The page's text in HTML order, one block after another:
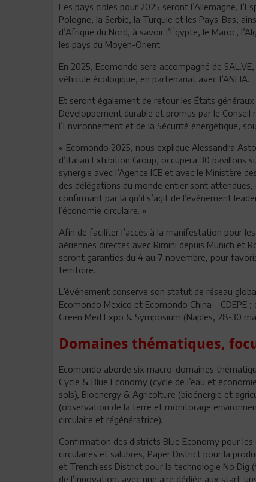
Les pays cibles pour 2025 seront l’Allemagne,
Pologne, la Serbie, la Turquie et les Pays-Bas,
d’Afrique du Nord, à savoir l’Égypte, le Maroc,
les pays du Moyen-Orient.
En 2025, Ecomondo sera accompagné de
véhicule écologique, en partenariat avec l’ANFIA.
Et seront également de retour les États
Développement durable et promus par le
l’Environnement et de la Sécurité énergétique,
« Ecomondo 2025, nous explique Alessandra
d’Italian Exhibition Group, occupera 30 pavillons
synergie avec l’Agence ICE et avec le Ministère
des délégations du monde entier sont
confirmant par là qu’il s’agit de l’événement
l’économie circulaire. »
Afin de faciliter l’accès à la manifestation pour
aériennes directes avec Rimini depuis Munich et
seront garanties du 4 au 7 novembre, pour
territoire.
L’événement conserve son statut de réseau
Ecomondo Mexico et Ecomondo China –
Green Med Expo & Symposium (Naples, 28-30
Domaines thématiques,
Ecomondo aborde six macro-domaines
Cycle & Blue Economy (cycle de l’eau et
sols), Bioenergy & Agricolture (bioénergie et
(observation de la terre et monitorage
circulaire et régénératrice).
Confirmation des districts Blue Economy pour
circulaires et salubres, Paper District pour la
et Trenchless District pour la technologie No Dig
de l’innovation, avec une aire dédiée aux start-